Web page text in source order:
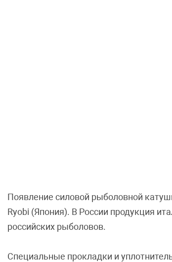
Появление силовой рыболовной
Ryobi (Япония). В России продукция
российских рыболовов.
Специальные прокладки и